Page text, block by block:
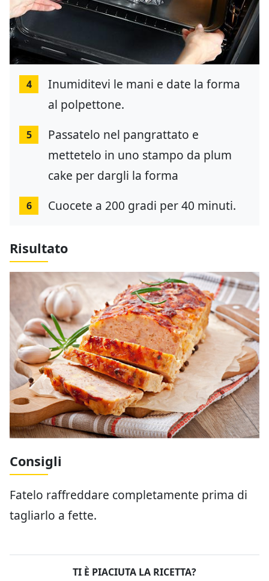
4
Inumiditevi le mani e date la forma
al polpettone.
5
Passatelo nel pangrattato e
mettetelo in uno stampo da plum
cake per dargli la forma
6 Cuocete a 200 gradi per 40 minuti.
Risultato
Consigli
Fatelo raffreddare completamente prima di
tagliarlo a fette.
TI È PIACIUTA LA RICETTA?